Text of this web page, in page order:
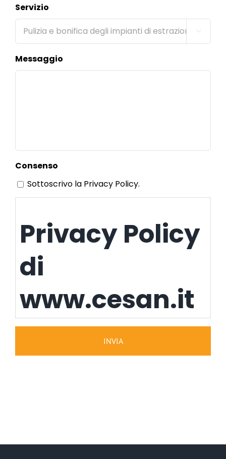
Servizio

Messaggio
Consenso
Sottoscrivo la Privacy Policy.
Privacy Policy
di
www.cesan.it
Questa Applicazione raccoglie alcuni Dati Personali dei propri
Trattamento dei